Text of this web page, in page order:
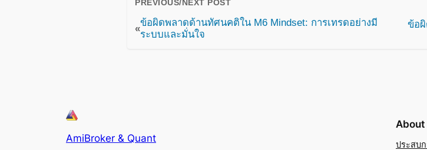
PREVIOUS/NEXT POST
«
ข้อผิดพลาดด้านทัศนคติใน M6 Mindset: การเทรดอย่างมี
ระบบและมั่นใจ
ข้อ
AmiBroker & Quant
About
ประสบ